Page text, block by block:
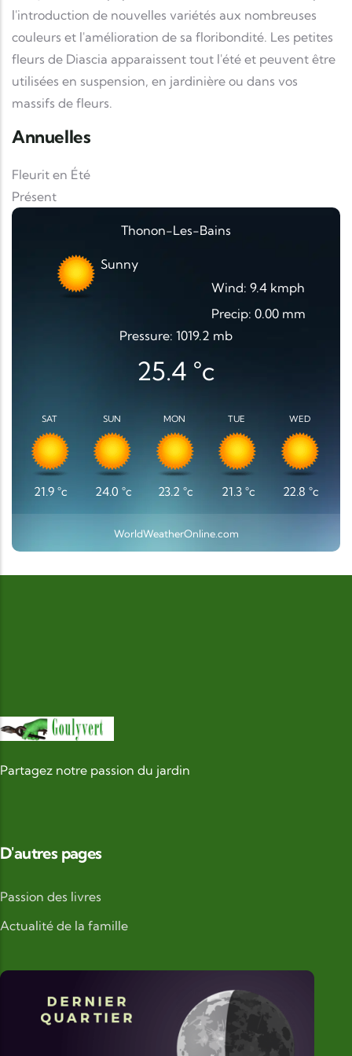
l'introduction de nouvelles variétés aux nombreuses
couleurs et l'amélioration de sa floribondité. Les petites
fleurs de Diascia apparaissent tout l'été et peuvent être
utilisées en suspension, en jardinière ou dans vos
massifs de fleurs.
Annuelles
Fleurit en Été
Présent
Thonon-Les-Bains
Sunny
Wind: 9.4 kmph
Precip: 0.00 mm
Pressure: 1019.2 mb
25.4 °c
SAT
21.9 °c
SUN
24.0 °c
MON
23.2 °c
TUE
21.3°c
WED
22.8 °c
WorldWeatherOnline.com
Partagez notre passion du jardin
D'autres pages
Passion des livres
Actualité de la famille